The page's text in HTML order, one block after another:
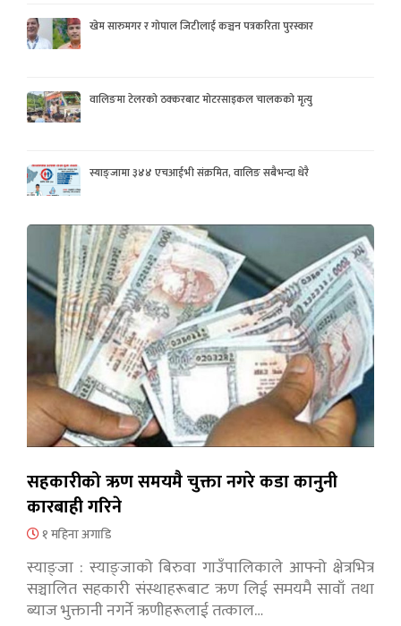
खेम सारुमगर र गोपाल जिटीलाई कञ्चन पत्रकरिता पुरस्कार
वालिङमा टेलरको ठक्करबाट मोटरसाइकल चालकको मृत्यु
स्याङ्जामा ३४४ एचआईभी संक्रमित, वालिङ सबैभन्दा धेरै
सहकारीको ऋण समयमै चुक्ता नगरे कडा कानुनी
कारबाही गरिने
१ महिना अगाडि
स्याङ्जा : स्याङ्जाको बिरुवा गाउँपालिकाले आफ्नो क्षेत्रभित्र
सञ्चालित सहकारी संस्थाहरूबाट ऋण लिई समयमै सावाँ तथा
ब्याज भुक्तानी नगर्ने ऋणीहरूलाई तत्काल…